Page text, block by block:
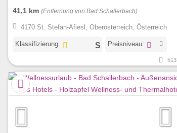
41,1 km (Entfernung von Bad Schallerbach)
4170 St. Stefan-Afiesl, Oberösterreich, Österreich
Klassifizierung: Preisniveau:
513